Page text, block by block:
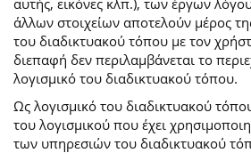
αυτής, εικόνες κλπ.), των έργων
άλλων στοιχείων αποτελούν μέρος
του διαδικτυακού τόπου με τον
διεπαφή δεν περιλαμβάνεται το
λογισμικό του διαδικτυακού τόπου.
Ως λογισμικό του διαδικτυακού
του λογισμικού που έχει
των υπηρεσιών του διαδικτυακού